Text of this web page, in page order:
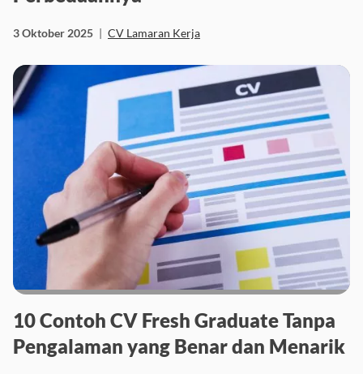
3 Oktober 2025 | CV Lamaran Kerja
10 Contoh CV Fresh Graduate Tanpa
Pengalaman yang Benar dan Menarik